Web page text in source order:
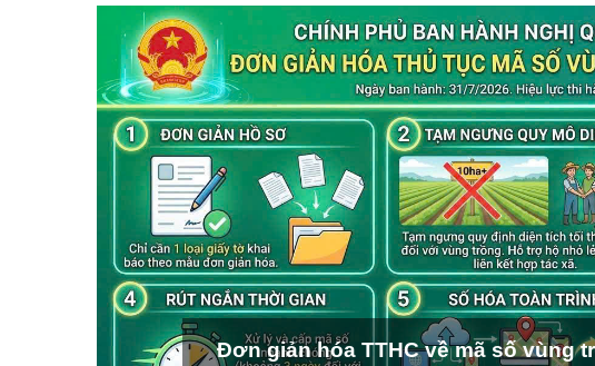
Đơn giản hóa TTHC về mã số vùng